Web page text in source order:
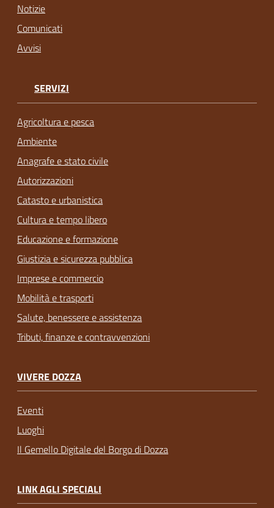
Notizie
Comunicati
Avvisi
SERVIZI
Agricoltura e pesca
Ambiente
Anagrafe e stato civile
Autorizzazioni
Catasto e urbanistica
Cultura e tempo libero
Educazione e formazione
Giustizia e sicurezza pubblica
Imprese e commercio
Mobilità e trasporti
Salute, benessere e assistenza
Tributi, finanze e contravvenzioni
VIVERE DOZZA
Eventi
Luoghi
Il Gemello Digitale del Borgo di Dozza
LINK AGLI SPECIALI